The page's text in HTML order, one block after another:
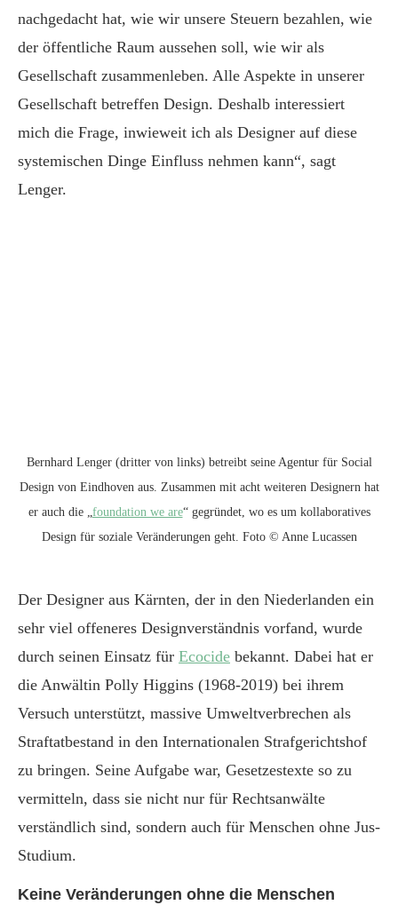
nachgedacht hat, wie wir unsere Steuern bezahlen, wie
der öffentliche Raum aussehen soll, wie wir als
Gesellschaft zusammenleben. Alle Aspekte in unserer
Gesellschaft betreffen Design. Deshalb interessiert
mich die Frage, inwieweit ich als Designer auf diese
systemischen Dinge Einfluss nehmen kann“, sagt
Lenger.
Bernhard Lenger (dritter von links) betreibt seine Agentur für Social
Design von Eindhoven aus. Zusammen mit acht weiteren Designern hat
er auch die „ foundation we are“ gegründet, wo es um kollaboratives
Design für soziale Veränderungen geht. Foto © Anne Lucassen
Der Designer aus Kärnten, der in den Niederlanden ein
sehr viel offeneres Designverständnis vorfand, wurde
durch seinen Einsatz für Ecocide bekannt. Dabei hat er
die Anwältin Polly Higgins (1968-2019) bei ihrem
Versuch unterstützt, massive Umweltverbrechen als
Straftatbestand in den Internationalen Strafgerichtshof
zu bringen. Seine Aufgabe war, Gesetzestexte so zu
vermitteln, dass sie nicht nur für Rechtsanwälte
verständlich sind, sondern auch für Menschen ohne Jus-
Studium.
Keine Veränderungen ohne die Menschen